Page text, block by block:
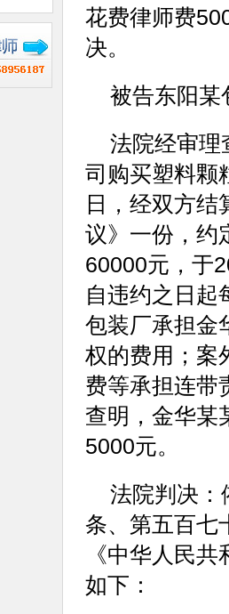
花费律师费
决。
被告东阳某
法院经审理
司购买塑料颗
日，经双方
议》一份，约
60000元，于
自违约之日起
包装厂承担金
权的费用；案
费等承担连带
查明，金华某
5000元。
法院判决：
条、第五百七
《中华人民
如下：